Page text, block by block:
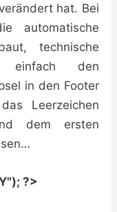
hat. Bei
automatische
technische
einfach den
in den Footer
Leerzeichen
dem ersten
?>